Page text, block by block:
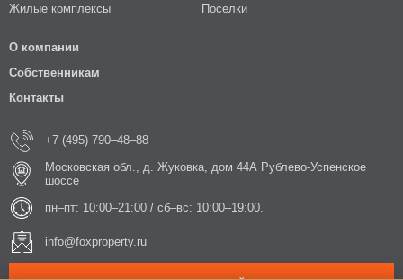
Жилые комплексы
Поселки
О компании
Собственникам
Контакты
+7 (495) 790–48–88
Московская обл., д. Жуковка, дом 44А Рублево-Успенское
шоссе
пн–пт: 10:00–21:00 / сб–вс: 10:00–19:00.
info@foxproperty.ru